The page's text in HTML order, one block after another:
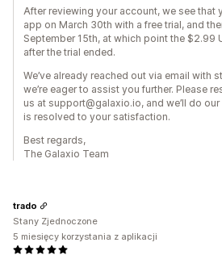
After reviewing your account, we see that
app on March 30th with a free trial, and
September 15th, at which point the $2.99
after the trial ended.
We’ve already reached out via email with
we’re eager to assist you further. Please
us at support@galaxio.io, and we’ll do
is resolved to your satisfaction.
Best regards,
The Galaxio Team
trado
Stany Zjednoczone
5 miesięcy korzystania z aplikacji